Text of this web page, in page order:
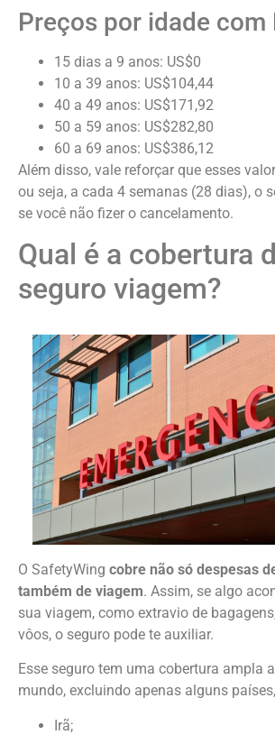
Preços por idade com
15 dias a 9 anos: US$0
10 a 39 anos: US$104,44
40 a 49 anos: US$171,92
50 a 59 anos: US$282,80
60 a 69 anos: US$386,12
Além disso, vale reforçar que esses
ou seja, a cada 4 semanas (28 dias), o
se você não fizer o cancelamento.
Qual é a cobertura
seguro viagem?
O SafetyWing cobre não só despesas
também de viagem. Assim, se algo
sua viagem, como extravio de
vôos, o seguro pode te auxiliar.
Esse seguro tem uma cobertura ampla
mundo, excluindo apenas alguns
Irã;